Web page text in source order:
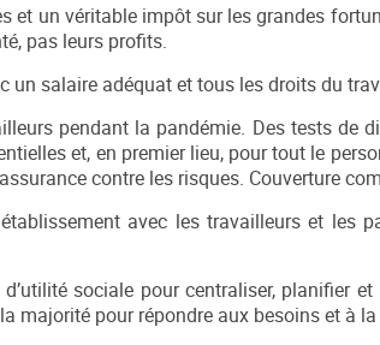
et un véritable impôt sur les grandes
pas leurs profits.
un salaire adéquat et tous les droits du
pendant la pandémie. Des tests de
et, en premier lieu, pour tout le
contre les risques. Couverture
avec les travailleurs et les
sociale pour centraliser, planifier
majorité pour répondre aux besoins et à